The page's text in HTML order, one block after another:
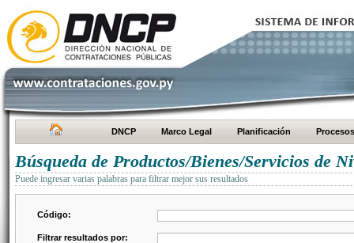
DNCP Marco Legal Planificación Procesos
Búsqueda de Productos/Bienes/Servicios de
Puede ingresar varias palabras para filtrar mejor sus resultados
Código:
Filtrar resultados por: